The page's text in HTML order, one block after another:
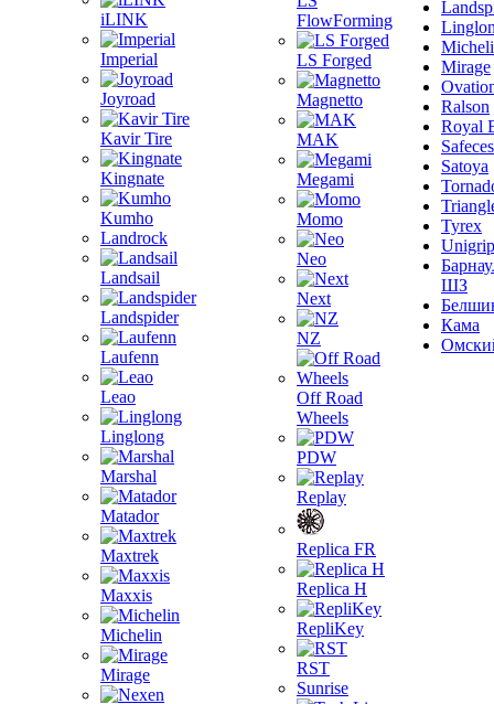
iLINK
Imperial
Joyroad
Kavir Tire
Kingnate
Kumho
Landrock
Landsail
Landspider
Laufenn
Leao
Linglong
Marshal
Matador
Maxtrek
Maxxis
Michelin
Mirage
FlowForming
LS Forged
Magnetto
MAK
Megami
Momo
Neo
Next
NZ
Off Road
Wheels
PDW
Replay
Replica FR
Replica H
RepliKey
RST
Sunrise
Mirage
Ralson
Royal
Satoya
Tyrex
Unigrip
ШЗ
Кама